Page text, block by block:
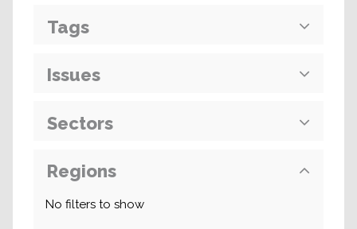
Tags
Issues
Sectors
Regions
No filters to show